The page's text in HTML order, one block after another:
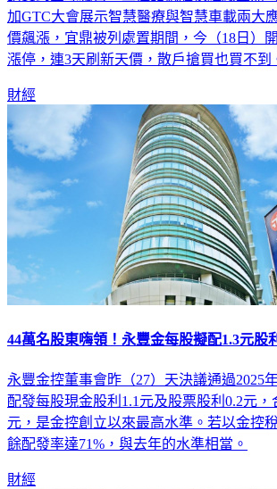
加GTC大會展示智慧醫療與智慧車載兩大
價飆漲，宜鼎被列處置期間，今（18日）
漲停，連3天刷新天價，散戶搶買也買不到
財經
44萬名股東嗨領！永豐金每股擬配1.3元
永豐金控董事會昨（27）天決議通過2025
配發每股現金股利1.1元及股票股利0.2元，
元，是金控創立以來最高水準。若以金控
餘配發率達71%，與去年的水準相當。
財經